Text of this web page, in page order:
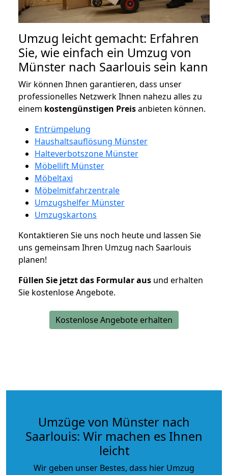
Umzug leicht gemacht: Erfahren
Sie, wie einfach ein Umzug von
Münster nach Saarlouis sein kann
Wir können Ihnen garantieren, dass unser
professionelles Netzwerk Ihnen nahezu alles zu
einem kostengünstigen Preisanbieten können.
Entrümpelung
Haushaltsauflösung Münster
Halteverbotszone Münster
Möbellift Münster
Möbeltaxi
Möbelmitfahrzentrale
Umzugshelfer Münster
Umzugskartons
Kontaktieren Sie uns noch heute und lassen Sie
uns gemeinsam Ihren Umzug nach Saarlouis
planen!
Füllen Sie jetzt das Formular aus und erhalten
Sie kostenlose Angebote.
Kostenlose Angebote erhalten
Umzüge von Münster nach
Saarlouis: Wir machen es Ihnen
leicht
Wir geben unser Bestes, dass hier Umzug